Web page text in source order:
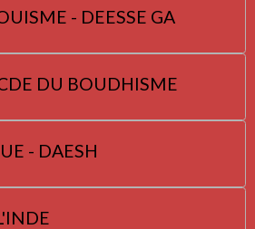
- DEESSE GA
DU BOUDHISME
- DAESH